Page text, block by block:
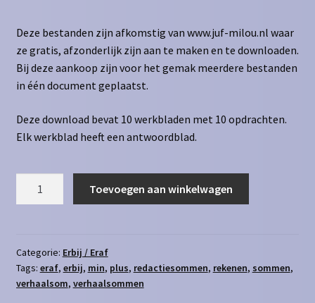
Deze bestanden zijn afkomstig van www.juf-milou.nl waar
ze gratis, afzonderlijk zijn aan te maken en te downloaden.
Bij deze aankoop zijn voor het gemak meerdere bestanden
in één document geplaatst.
Deze download bevat 10 werkbladen met 10 opdrachten.
Elk werkblad heeft een antwoordblad.
t/m
250
-
Toevoegen aan winkelwagen
Categorie: Erbij / Eraf
Tags: eraf, erbij, min, plus, redactiesommen, rekenen, sommen,
verhaalsom, verhaalsommen